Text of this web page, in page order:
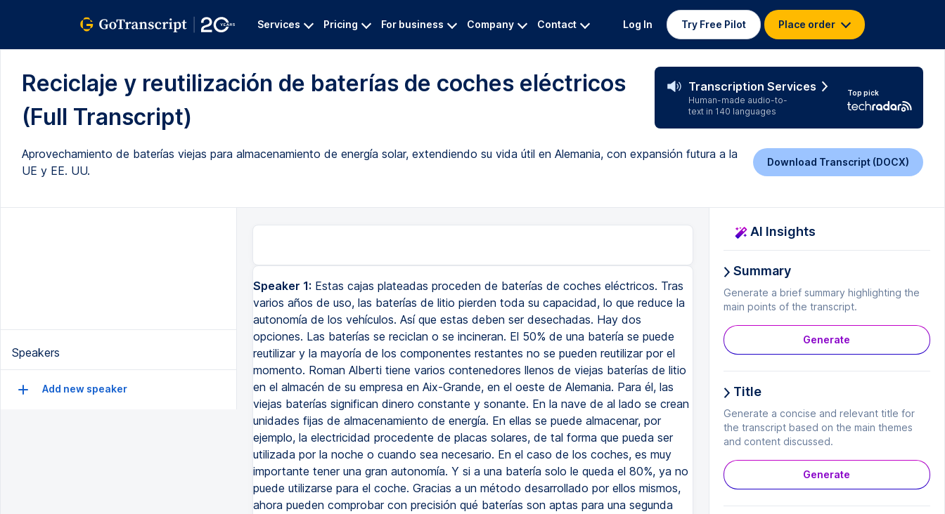
Services Pricing For business Company Contact Log In Try Free Pilot Place order
Reciclaje y reutilización de baterías de coches eléctricos
(Full Transcript)
Transcription Services
Human-made audio-to-
text in 140 languages
Top pick
Aprovechamiento de baterías viejas para almacenamiento de energía solar, extendiendo su vida útil en Alemania, con expansión futura a la
UE y EE. UU.
Download Transcript (DOCX)
Speakers
Add new speaker
Speaker 1: Estas cajas plateadas proceden de baterías de coches eléctricos. Tras
varios años de uso, las baterías de litio pierden toda su capacidad, lo que reduce la
autonomía de los vehículos. Así que estas deben ser desechadas. Hay dos
opciones. Las baterías se reciclan o se incineran. El 50% de una batería se puede
reutilizar y la mayoría de los componentes restantes no se pueden reutilizar por el
momento. Roman Alberti tiene varios contenedores llenos de viejas baterías de litio
en el almacén de su empresa en Aix-Grande, en el oeste de Alemania. Para él, las
viejas baterías significan dinero constante y sonante. En la nave de al lado se crean
unidades fijas de almacenamiento de energía. En ellas se puede almacenar, por
ejemplo, la electricidad procedente de placas solares, de tal forma que pueda ser
utilizada por la noche o cuando sea necesario. En el caso de los coches, es muy
importante tener una gran autonomía. Y si a una batería solo le queda el 80%, ya no
puede utilizarse para el coche. Gracias a un método desarrollado por ellos mismos,
ahora pueden comprobar con precisión qué baterías son aptas para una segunda
AI Insights
Summary
Generate a brief summary highlighting the
main points of the transcript.
Generate
Title
Generate a concise and relevant title for
the transcript based on the main themes
and content discussed.
Generate